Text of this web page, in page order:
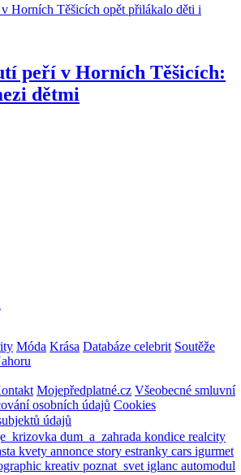
peří v Horních Těšicích:
dětmi
Móda Krása Databáze celebrit Soutěže
Mojepředplatné.cz Všeobecné smluvní
osobních údajů Cookies
údajů
dum_a_zahrada kondice realcity
kvety annonce story estranky cars igurmet
kreativ poznat_svet iglanc automodul